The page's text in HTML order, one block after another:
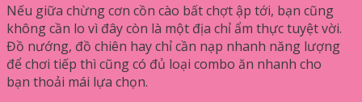
Nếu giữa chừng cơn cồn cào bất chợt ập tới, bạn cũng
không cần lo vì đây còn là một địa chỉ ẩm thực tuyệt vời.
Đồ nướng, đồ chiên hay chỉ cần nạp nhanh năng lượng
để chơi tiếp thì cũng có đủ loại combo ăn nhanh cho
bạn thoải mái lựa chọn.